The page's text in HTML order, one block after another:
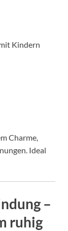
Kindern
Charme,
Ideal
–
ruhig